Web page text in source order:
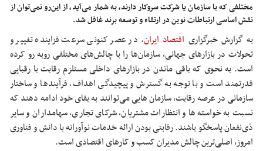
مختلفی که با سازمان یا شرکت سروکار دارند، به ‌شمار می‌آید، از این‌رو نمی‌توان از
نقش اساسی ارتباطات نوين در ارتقاء و توسعه برند غافل شد.
به گزارش خبرگزاری اقتصاد ایران، در عصر کنونی سرعت فزاینده تغییر و
تحولات در بازارهای جهانی، سازمان‌ها را با چالش‌های مختلفی روبه ‌رو کرده
است. به نحوی که باقی ماندن در بازارهای داخلی مستلزم رقابت با رقبایی
قدرتمند است و با توجه به گسترش و پیچیدگی اهداف، فرآیندها و ساختار
سازمانی در عرصه رقابت، سازمان هایی می‌توانند به بقای خود ادامه دهند که
نسبت به خواسته‌ها و انتظارات مشتریان، شرکای تجاری، سهامداران و سایر
ذی‌نفعان پاسخگو باشند. رقابتی بودن ارائه خدمات نوآورانه با دانش و فناوری
امروز، اصلی‌ترین چالش مدیران کسب و کارهای اقتصادی است.